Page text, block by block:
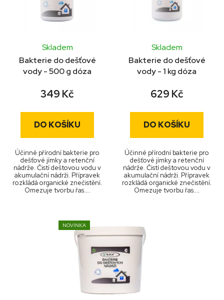
Bakterie do dešťové
vody - 500 g dóza
Skladem
349 Kč
DO KOŠÍKU
Účinné přírodní bakterie pro
dešťové jímky a retenční
nádrže. Čistí deštovou vodu v
akumulační nádrži. Přípravek
rozkládá organické znečistění.
Omezuje tvorbu řas....
Bakterie do dešťové
vody - 1 kg dóza
Průměrné
hodnocení
je
z
hvězdiček.
Skladem
629 Kč
DO KOŠÍKU
Účinné přírodní bakterie pro
dešťové jímky a retenční
nádrže. Čistí deštovou vodu v
akumulační nádrži. Přípravek
rozkládá organické znečistění.
Omezuje tvorbu řas....
NOVINKA